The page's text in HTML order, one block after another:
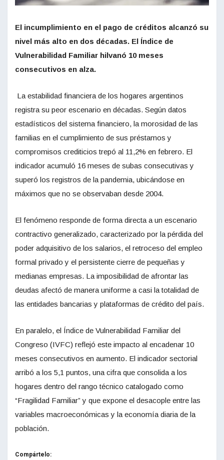
El incumplimiento en el pago de créditos alcanzó su
nivel más alto en dos décadas. El Índice de
Vulnerabilidad Familiar hilvanó 10 meses
consecutivos en alza.
La estabilidad financiera de los hogares argentinos
registra su peor escenario en décadas. Según datos
estadísticos del sistema financiero, la morosidad de las
familias en el cumplimiento de sus préstamos y
compromisos crediticios trepó al 11,2% en febrero. El
indicador acumuló 16 meses de subas consecutivas y
superó los registros de la pandemia, ubicándose en
máximos que no se observaban desde 2004.
El fenómeno responde de forma directa a un escenario
contractivo generalizado, caracterizado por la pérdida del
poder adquisitivo de los salarios, el retroceso del empleo
formal privado y el persistente cierre de pequeñas y
medianas empresas. La imposibilidad de afrontar las
deudas afectó de manera uniforme a casi la totalidad de
las entidades bancarias y plataformas de crédito del país.
En paralelo, el Índice de Vulnerabilidad Familiar del
Congreso (IVFC) reflejó este impacto al encadenar 10
meses consecutivos en aumento. El indicador sectorial
arribó a los 5,1 puntos, una cifra que consolida a los
hogares dentro del rango técnico catalogado como
“Fragilidad Familiar” y que expone el desacople entre las
variables macroeconómicas y la economía diaria de la
población.
Compártelo: